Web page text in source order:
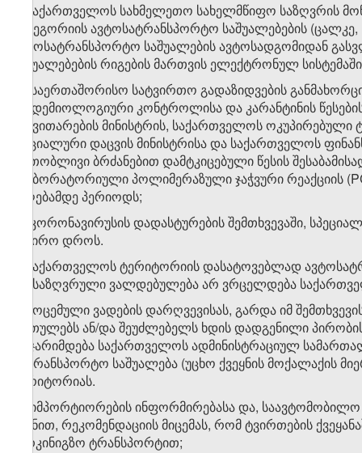
ბ) საქართველოს სახმელეთო სახელმწიფო საზღვრის
კატეგორიის ავტოსატრანსპორტო საშუალებების
ავტოსატრანსპორტო საშუალების ავტოსადგომიდან
საშუალებების რიგების მართვის ელექტრონულ
გ) „საერთაშორისო სატვირთო გადაზიდვების
ეპიდემიოლოგიური კონტროლისა და კარანტინის
განვითარების მინისტრის, საქართველოს
სოციალური დაცვის მინისტრისა და საქართველოს
ერთობლივი ბრძანებით დამტკიცებული წესის
ლაბორატორიული პოლიმერაზული ჯაჭვური რეაქციის
მიღებამდე პერიოდს;
დ) კორონავირუსის დადასტურების შემთხვევაში,
საჭირო დროს.
2. საქართველოს ტერიტორიის დასატოვებლად
განსაზღვრული ვალდებულება არ ვრცელდება
3. მოცემული ვადების დარღვევისას, გარდა იმ
ართულებს ან/და შეუძლებელს ხდის დადგენილი
დაჯარიმდება საქართველოს ადმინისტრაციულ
სატრანსპორტო საშუალება (უცხო ქვეყნის
ტერიტორიას.
დ) იმპორტიორების ინფორმირებასა და, საავტომობილო
მიზნით, რეკომენდაციის მიცემას, რომ ტვირთების
სარკინიგზო ტრანსპორტით;